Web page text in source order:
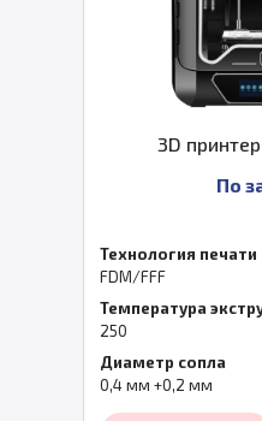
3D
По
Технология печати
FDM/FFF
Температура
250
Диаметр сопла
0,4 мм +0,2 мм